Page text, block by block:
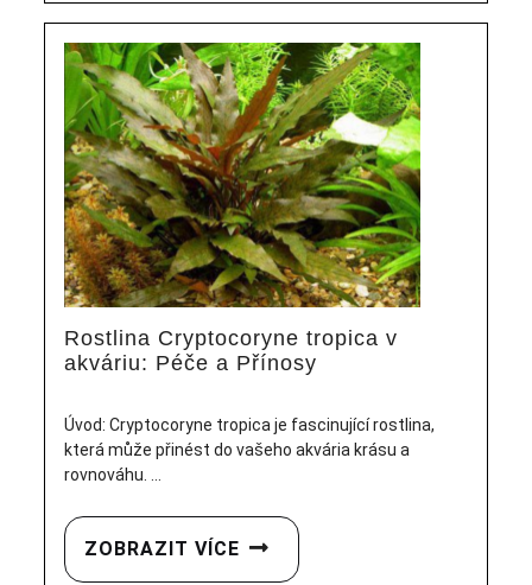
Rostlina Cryptocoryne tropica v
akváriu: Péče a Přínosy
Úvod: Cryptocoryne tropica je fascinující rostlina,
která může přinést do vašeho akvária krásu a
rovnováhu. ...
ZOBRAZIT VÍCE